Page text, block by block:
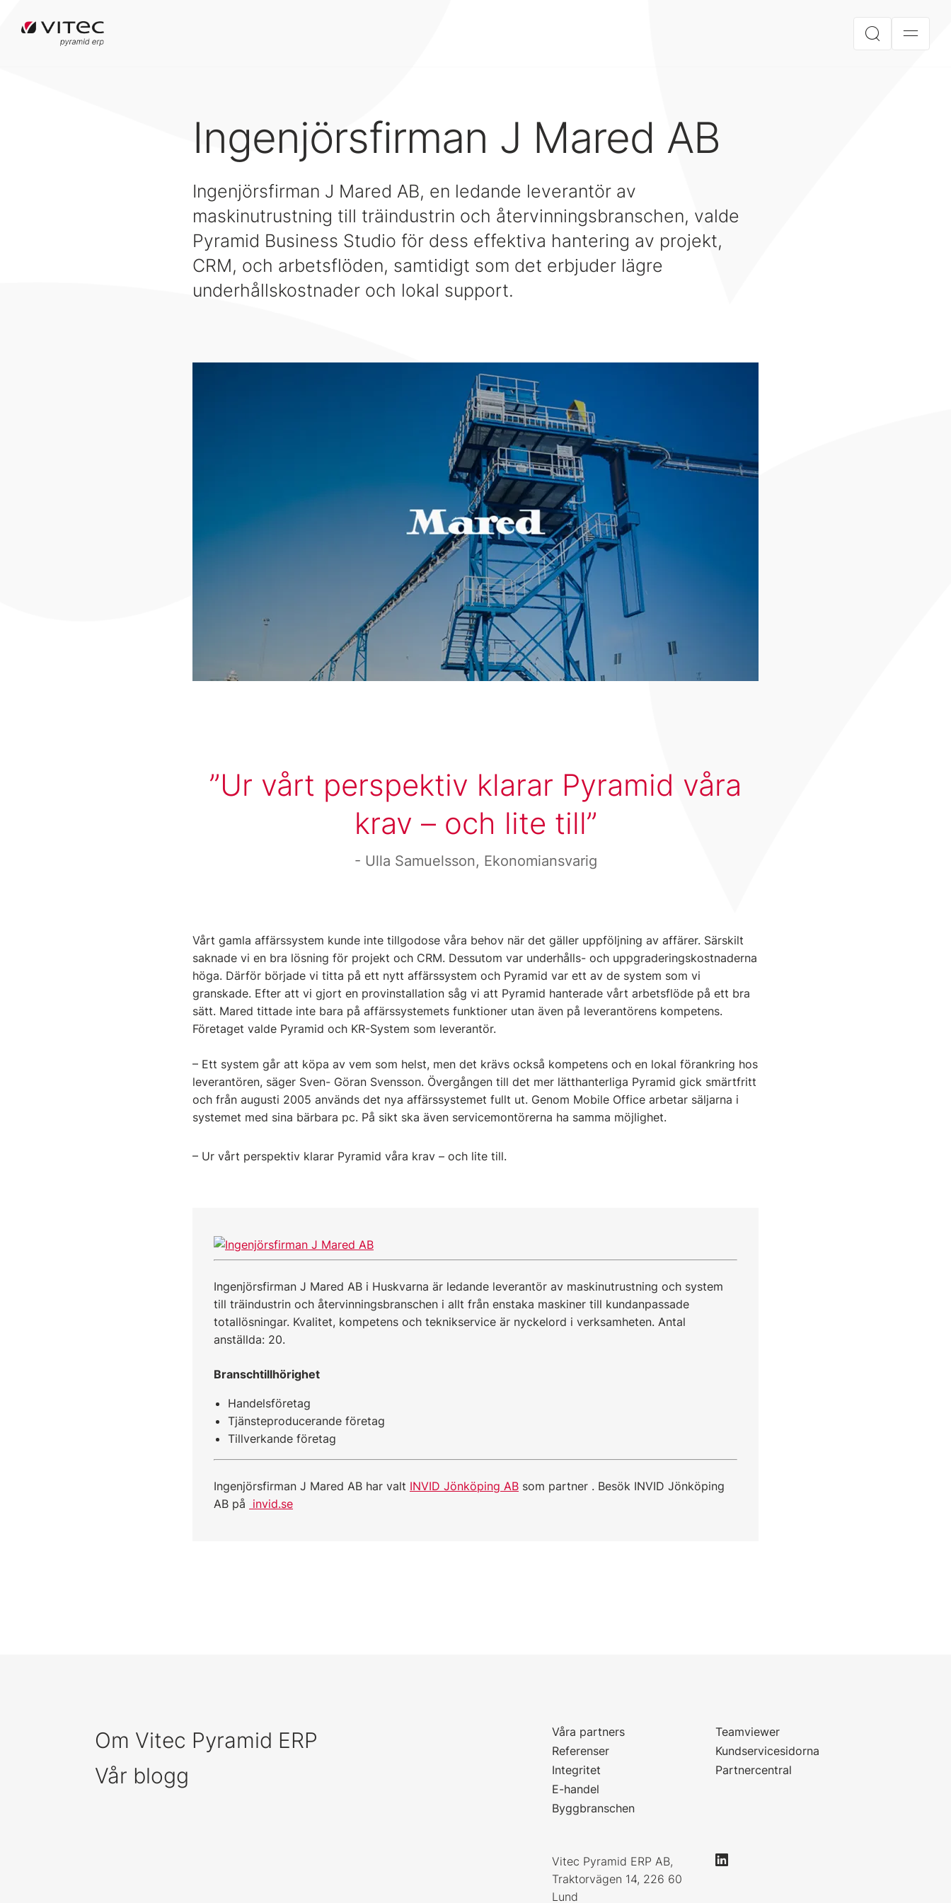
Ingenjörsfirman J Mared AB
Ingenjörsfirman J Mared AB, en ledande leverantör av
maskinutrustning till träindustrin och återvinningsbranschen, valde
Pyramid Business Studio för dess effektiva hantering av projekt,
CRM, och arbetsflöden, samtidigt som det erbjuder lägre
underhållskostnader och lokal support.
Ur vårt perspektiv klarar Pyramid våra
krav – och lite till
Ulla Samuelsson, Ekonomiansvarig
Vårt gamla affärssystem kunde inte tillgodose våra behov när det gäller uppföljning av affärer. Särskilt
saknade vi en bra lösning för projekt och CRM. Dessutom var underhålls- och uppgraderingskostnaderna
höga. Därför började vi titta på ett nytt affärssystem och Pyramid var ett av de system som vi
granskade. Efter att vi gjort en provinstallation såg vi att Pyramid hanterade vårt arbetsflöde på ett bra
sätt. Mared tittade inte bara på affärssystemets funktioner utan även på leverantörens kompetens.
Företaget valde Pyramid och KR-System som leverantör.
– Ett system går att köpa av vem som helst, men det krävs också kompetens och en lokal förankring hos
leverantören, säger Sven- Göran Svensson. Övergången till det mer lätthanterliga Pyramid gick smärtfritt
och från augusti 2005 används det nya affärssystemet fullt ut. Genom Mobile Office arbetar säljarna i
systemet med sina bärbara pc. På sikt ska även servicemontörerna ha samma möjlighet.
– Ur vårt perspektiv klarar Pyramid våra krav – och lite till.
Ingenjörsfirman J Mared AB i Huskvarna är ledande leverantör av maskinutrustning och system
till träindustrin och återvinningsbranschen i allt från enstaka maskiner till kundanpassade
totallösningar. Kvalitet, kompetens och teknikservice är nyckelord i verksamheten. Antal
anställda: 20.
Branschtillhörighet
Handelsföretag
Tjänsteproducerande företag
Tillverkande företag
Ingenjörsfirman J Mared AB har valt INVID Jönköping AB som partner . Besök INVID Jönköping
AB på invid.se
Om Vitec Pyramid ERP
Vår blogg
Våra partners
Referenser
Integritet
E-handel
Byggbranschen
Teamviewer
Kundservicesidorna
Partnercentral
Vitec Pyramid ERP AB,
Traktorvägen 14, 226 60
Lund